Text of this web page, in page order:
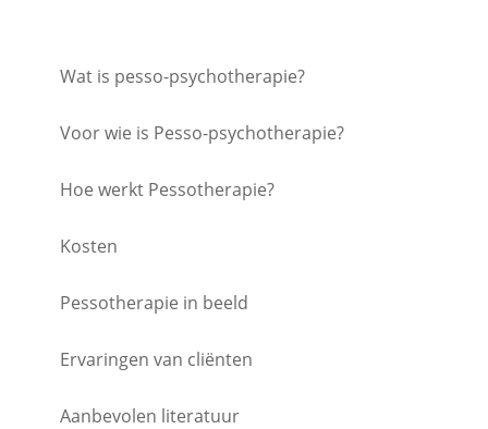
Wat is pesso-psychotherapie?
Voor wie is Pesso-psychotherapie?
Hoe werkt Pessotherapie?
Kosten
Pessotherapie in beeld
Ervaringen van cliënten
Aanbevolen literatuur